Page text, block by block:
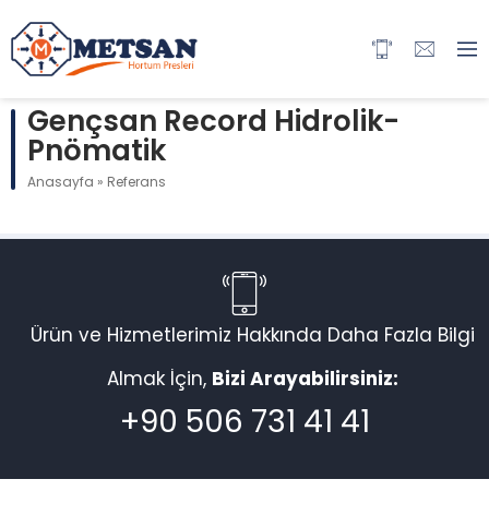
Gençsan Record Hidrolik-
Pnömatik
Anasayfa » Referans
Ürün ve Hizmetlerimiz Hakkında Daha Fazla Bilgi
Almak İçin, Bizi Arayabilirsiniz:
+90 506 731 41 41